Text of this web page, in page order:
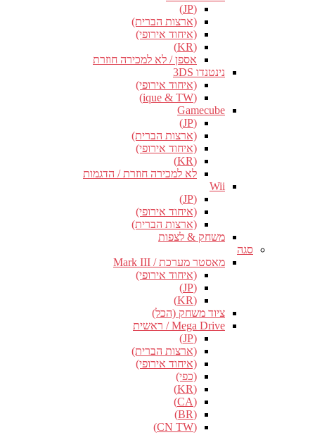
(JP)
(ארצות הברית)
(איחוד אירופי)
(KR)
אספן / לא למכירה חוזרת
נינטנדו 3DS
(איחוד אירופי)
(ique & TW)
Gamecube
(JP)
(ארצות הברית)
(איחוד אירופי)
(KR)
לא למכירה חוזרת / הדגמות
Wii
(JP)
(איחוד אירופי)
(ארצות הברית)
משחק & לצפות
סגה
מאסטר מערכת / Mark III
(איחוד אירופי)
(JP)
(KR)
ציוד משחק (הכל)
Mega Drive / ראשית
(JP)
(ארצות הברית)
(איחוד אירופי)
(כפי)
(KR)
(CA)
(BR)
(CN TW)